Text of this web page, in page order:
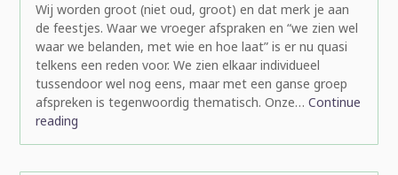
Wij worden groot (niet oud, groot) en dat merk je aan
de feestjes. Waar we vroeger afspraken en “we zien wel
waar we belanden, met wie en hoe laat” is er nu quasi
telkens een reden voor. We zien elkaar individueel
tussendoor wel nog eens, maar met een ganse groep
afspreken is tegenwoordig thematisch. Onze… Continue
reading